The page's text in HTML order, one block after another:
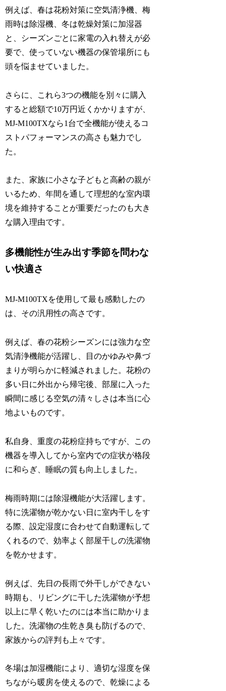
例えば、春は花粉対策に空気清浄機、梅
雨時は除湿機、冬は乾燥対策に加湿器
と、シーズンごとに家電の入れ替えが必
要で、使っていない機器の保管場所にも
頭を悩ませていました。
さらに、これら3つの機能を別々に購入
すると総額で10万円近くかかりますが、
MJ-M100TXなら1台で全機能が使えるコ
ストパフォーマンスの高さも魅力でし
た。
また、家族に小さな子どもと高齢の親が
いるため、年間を通して理想的な室内環
境を維持することが重要だったのも大き
な購入理由です。
多機能性が生み出す季節を問わな
い快適さ
MJ-M100TXを使用して最も感動したの
は、その汎用性の高さです。
例えば、春の花粉シーズンには強力な空
気清浄機能が活躍し、目のかゆみや鼻づ
まりが明らかに軽減されました。花粉の
多い日に外出から帰宅後、部屋に入った
瞬間に感じる空気の清々しさは本当に心
地よいものです。
私自身、重度の花粉症持ちですが、この
機器を導入してから室内での症状が格段
に和らぎ、睡眠の質も向上しました。
梅雨時期には除湿機能が大活躍します。
特に洗濯物が乾かない日に室内干しをす
る際、設定湿度に合わせて自動運転して
くれるので、効率よく部屋干しの洗濯物
を乾かせます。
例えば、先日の長雨で外干しができない
時期も、リビングに干した洗濯物が予想
以上に早く乾いたのには本当に助かりま
した。洗濯物の生乾き臭も防げるので、
家族からの評判も上々です。
冬場は加湿機能により、適切な湿度を保
ちながら暖房を使えるので、乾燥による